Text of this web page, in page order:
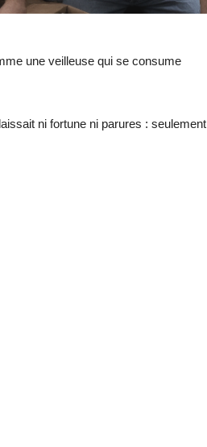
une veilleuse qui se consume
ni fortune ni parures : seulement